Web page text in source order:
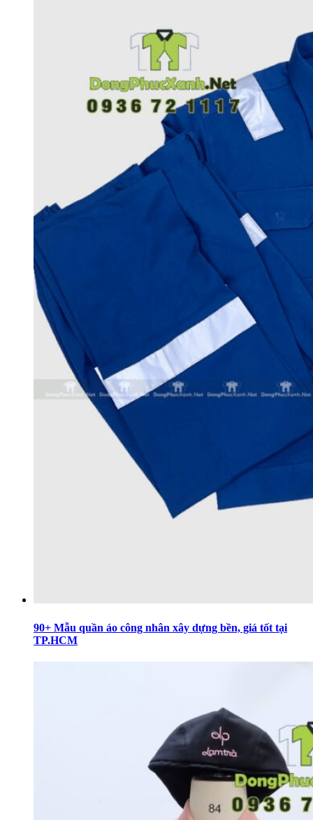
90+ Mẫu quần áo công nhân xây dựng bền, giá tốt tại
TP.HCM